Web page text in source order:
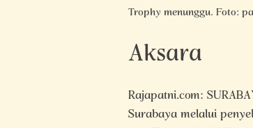
Trophy menunggu. Foto:
Aksara
Rajapatni.com:
Surabaya melalui